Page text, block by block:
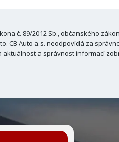
č. 89/2012 Sb., občanského
CB Auto a.s. neodpovídá za
aktuálnost a správnost informací